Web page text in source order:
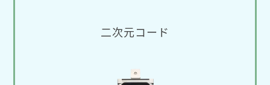
二次元コード